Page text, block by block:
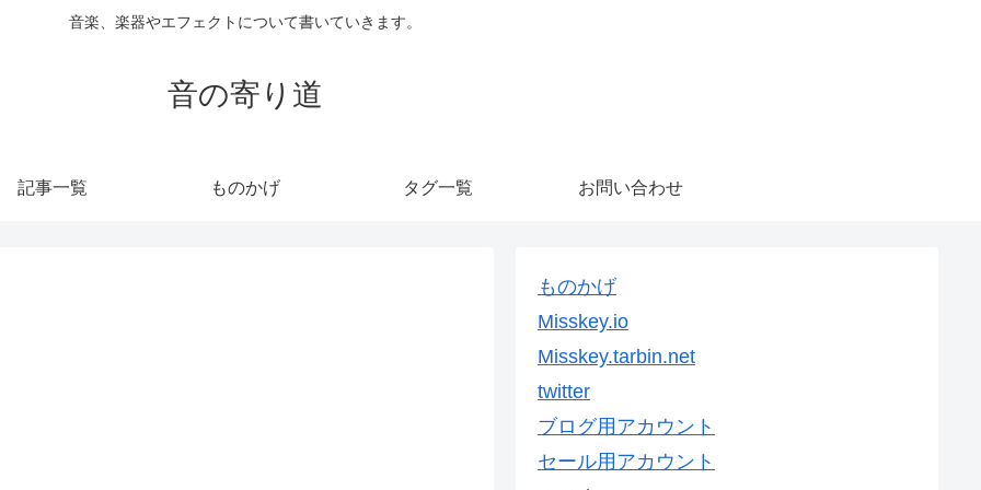
音楽、楽器やエフェクトについて書いていきます。
音の寄り道
記事一覧 ものかげ タグ一覧 お問い合わせ
ものかげ
Misskey.io
Misskey.tarbin.net
twitter
ブログ用アカウント
セール用アカウント